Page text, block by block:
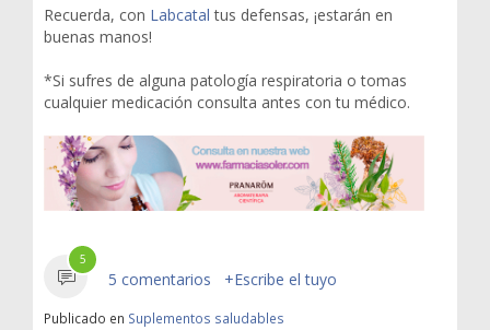
Recuerda, con Labcatal tus defensas, ¡estarán en
buenas manos!
*Si sufres de alguna patología respiratoria o tomas
cualquier medicación consulta antes con tu médico.
5
5 comentarios +Escribe el tuyo
Publicado en Suplementos saludables